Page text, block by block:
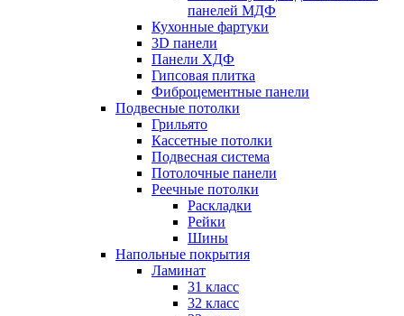
панелей МДФ
Кухонные фартуки
3D панели
Панели ХДФ
Гипсовая плитка
Фиброцементные панели
Подвесные потолки
Грильято
Кассетные потолки
Подвесная система
Потолочные панели
Реечные потолки
Раскладки
Рейки
Шины
Напольные покрытия
Ламинат
31 класс
32 класс